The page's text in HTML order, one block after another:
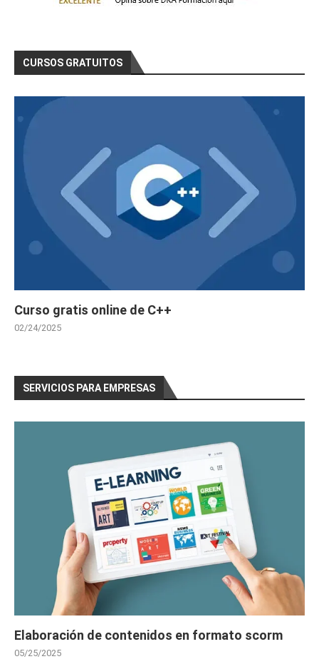
CURSOS GRATUITOS
Curso gratis online de C++
02/24/2025
SERVICIOS PARA EMPRESAS
Elaboración de contenidos en formato scorm
05/25/2025